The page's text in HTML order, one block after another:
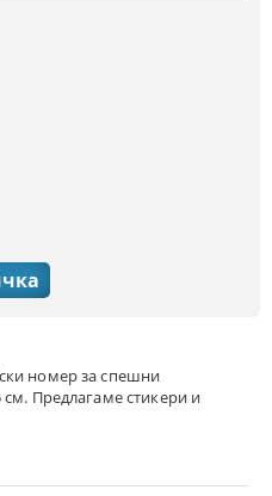
номер за спешни
Предлагаме стикери и